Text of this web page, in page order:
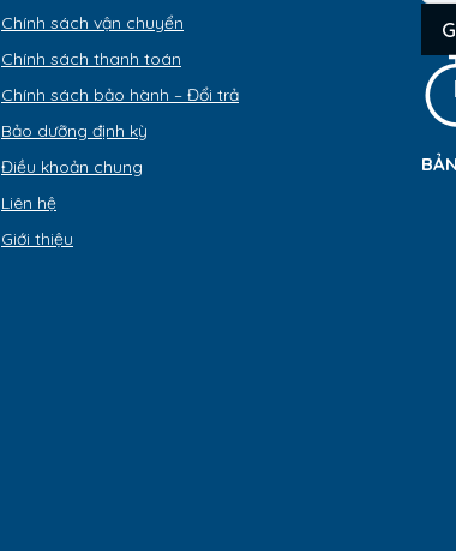
Chính sách vận chuyển
Chính sách thanh toán
Chính sách bảo hành – Đổi trả
Bảo dưỡng định kỳ
Điều khoản chung
Liên hệ
Giới thiệu